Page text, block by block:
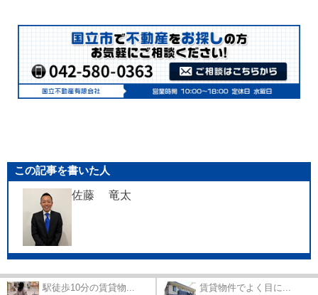
この記事を書いた人
佐藤 竜太
駅徒歩10分の賃貸物... 賃貸物件でよく目に...